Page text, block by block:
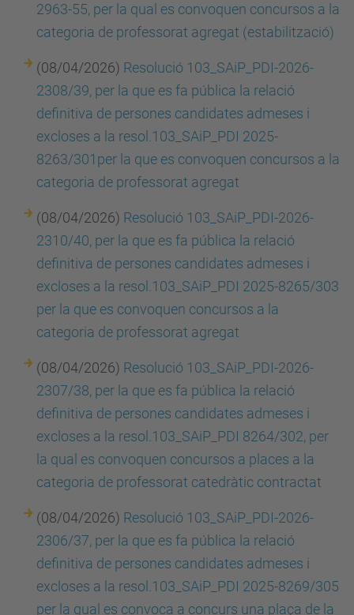
2963-55, per la qual es convoquen concursos a la
categoria de professorat agregat (estabilització)
(08/04/2026) Resolució 103_SAiP_PDI-2026-
2308/39, per la que es fa pública la relació
definitiva de persones candidates admeses i
excloses a la resol.103_SAiP_PDI 2025-
8263/301per la que es convoquen concursos a la
categoria de professorat agregat
(08/04/2026) Resolució 103_SAiP_PDI-2026-
2310/40, per la que es fa pública la relació
definitiva de persones candidates admeses i
excloses a la resol.103_SAiP_PDI 2025-8265/303
per la que es convoquen concursos a la
categoria de professorat agregat
(08/04/2026) Resolució 103_SAiP_PDI-2026-
2307/38, per la que es fa pública la relació
definitiva de persones candidates admeses i
excloses a la resol.103_SAiP_PDI 8264/302, per
la qual es convoquen concursos a places a la
categoria de professorat catedràtic contractat
(08/04/2026) Resolució 103_SAiP_PDI-2026-
2306/37, per la que es fa pública la relació
definitiva de persones candidates admeses i
excloses a la resol.103_SAiP_PDI 2025-8269/305
per la qual es convoca a concurs una plaça de la